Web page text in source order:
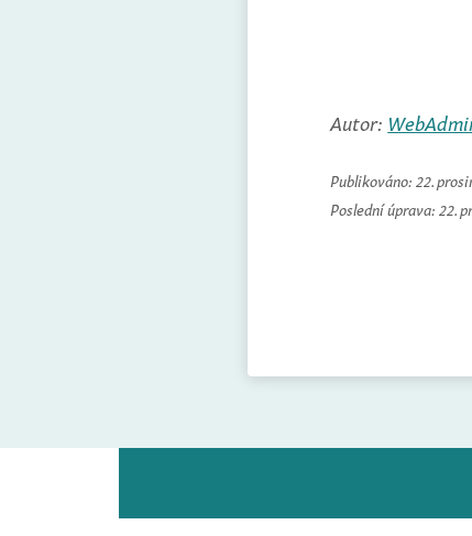
Autor:
Publikováno: 22.
Poslední úprava: 22.